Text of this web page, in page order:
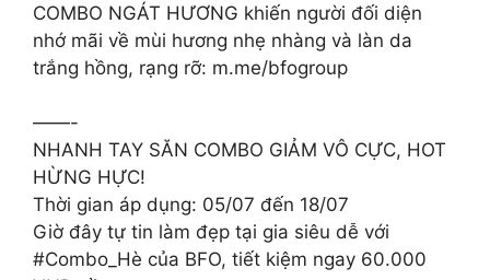
COMBO NGÁT HƯƠNG khiến người đối diện
nhớ mãi về mùi hương nhẹ nhàng và làn da
trắng hồng, rạng rỡ: m.me/bfogroup
——-
NHANH TAY SĂN COMBO GIẢM VÔ CỰC, HOT
HỪNG HỰC!
Thời gian áp dụng: 05/07 đến 18/07
Giờ đây tự tin làm đẹp tại gia siêu dễ với
#Combo_Hè của BFO, tiết kiệm ngay 60.000